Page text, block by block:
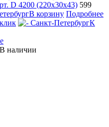
D 4200 (220x30x43) 599
В корзину Подробнее
К
В наличии